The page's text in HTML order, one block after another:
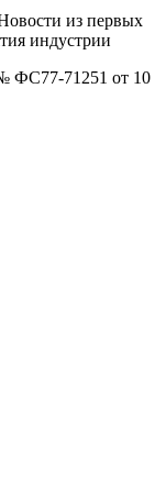
из первых
индустрии
ФС77-71251 от 10